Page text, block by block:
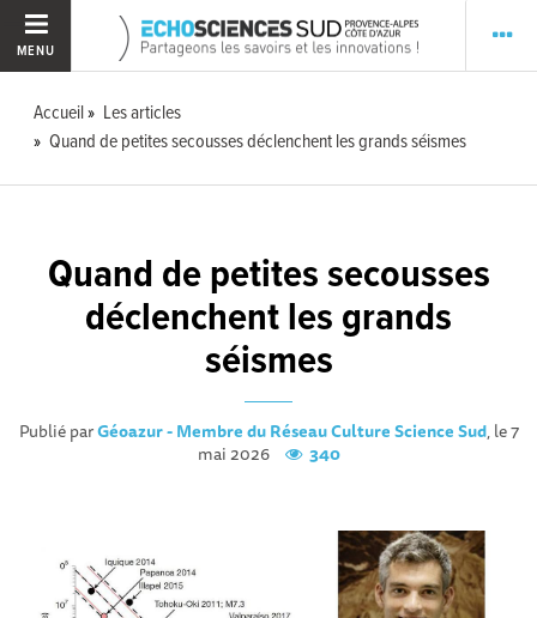
MENU
Accueil
Les articles
Quand de petites secousses déclenchent les grands séismes
Quand de petites secousses
déclenchent les grands
séismes
Publié parGéoazur - Membre du Réseau Culture Science Sud, le 7
mai 2026
340